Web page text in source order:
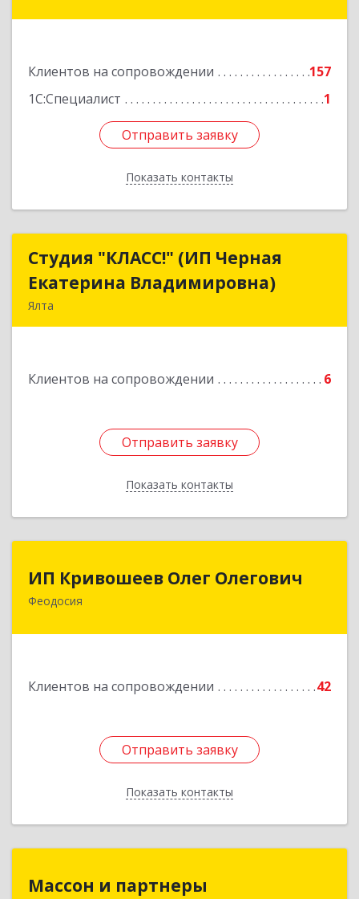
Клиентов на сопровождении
157
1С:Специалист
1
Отправить заявку
Показать контакты
Отправить заявку
Назад
Студия "КЛАСС!" (ИП Черная
Екатерина Владимировна)
Ялта
Клиентов на сопровождении 6
Отправить заявку
Показать контакты
Студия "КЛАСС!" (ИП Черная
Екатерина Владимировна)
Отправить заявку
Назад
ИП Кривошеев Олег Олегович
Феодосия
Клиентов на сопровождении 42
Отправить заявку
Показать контакты
Отправить заявку
Назад
Массон и партнеры